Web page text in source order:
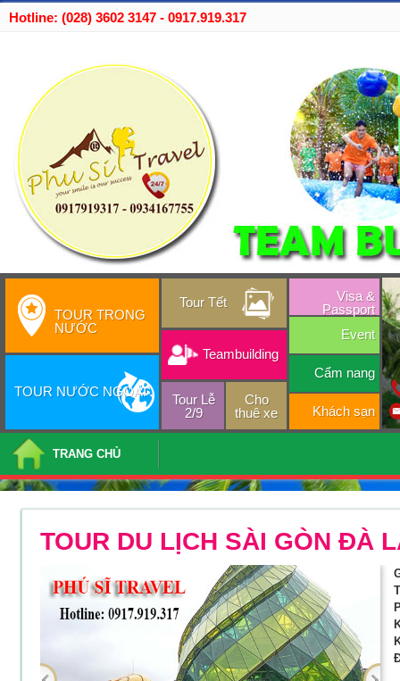
Hotline: (028) 3602 3147 - 0917.919.317
TOUR TRONG
NƯỚC
TOUR NƯỚC NGOÀI
Tour Tết
Teambuilding
Tour Lễ
2/9
Cho
thuê xe
Visa &
Passport
Event
Cẩm nang
Khách sạn
TRANG CHỦ
TOUR DU LỊCH SÀI GÒN ĐÀ